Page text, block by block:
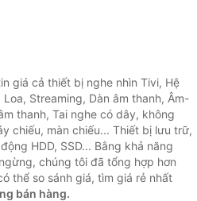
giá cả thiết bị nghe nhìn Tivi, Hệ
Streaming, Dàn âm thanh, Âm-
thanh, Tai nghe có dây, không
chiếu, màn chiếu... Thiết bị lưu trữ,
HDD, SSD... Bằng khả năng
chúng tôi đã tổng hợp hơn
thể so sánh giá, tìm giá rẻ nhất
bán hàng.